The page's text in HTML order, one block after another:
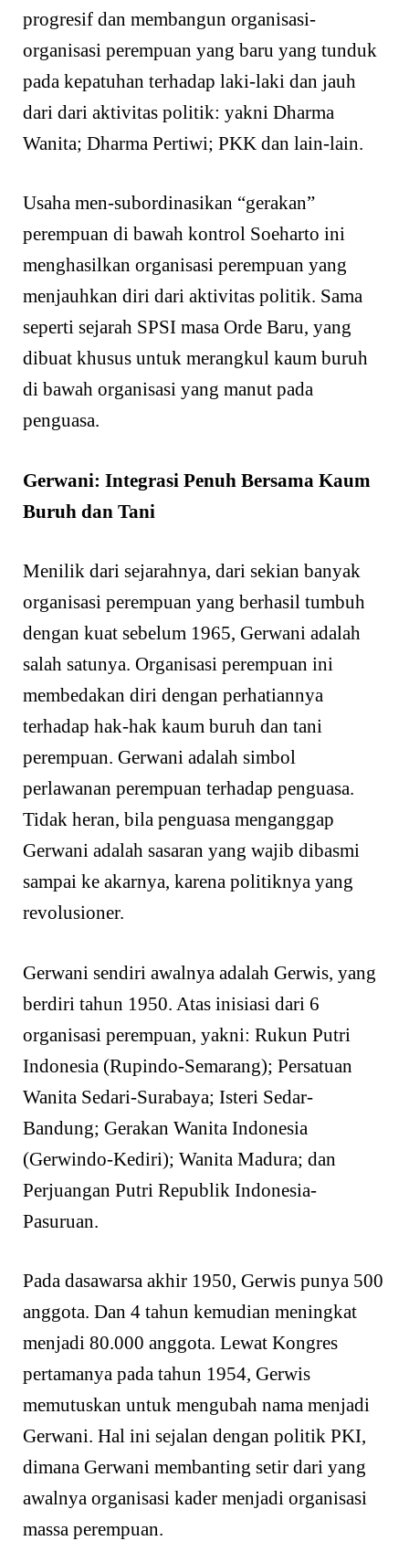
progresif dan membangun organisasi-
organisasi perempuan yang baru yang tunduk
pada kepatuhan terhadap laki-laki dan jauh
dari dari aktivitas politik: yakni Dharma
Wanita; Dharma Pertiwi; PKK dan lain-lain.
Usaha men-subordinasikan “gerakan”
perempuan di bawah kontrol Soeharto ini
menghasilkan organisasi perempuan yang
menjauhkan diri dari aktivitas politik. Sama
seperti sejarah SPSI masa Orde Baru, yang
dibuat khusus untuk merangkul kaum buruh
di bawah organisasi yang manut pada
penguasa.
Gerwani: Integrasi Penuh Bersama Kaum
Buruh dan Tani
Menilik dari sejarahnya, dari sekian banyak
organisasi perempuan yang berhasil tumbuh
dengan kuat sebelum 1965, Gerwani adalah
salah satunya. Organisasi perempuan ini
membedakan diri dengan perhatiannya
terhadap hak-hak kaum buruh dan tani
perempuan. Gerwani adalah simbol
perlawanan perempuan terhadap penguasa.
Tidak heran, bila penguasa menganggap
Gerwani adalah sasaran yang wajib dibasmi
sampai ke akarnya, karena politiknya yang
revolusioner.
Gerwani sendiri awalnya adalah Gerwis, yang
berdiri tahun 1950. Atas inisiasi dari 6
organisasi perempuan, yakni: Rukun Putri
Indonesia (Rupindo-Semarang); Persatuan
Wanita Sedari-Surabaya; Isteri Sedar-
Bandung; Gerakan Wanita Indonesia
(Gerwindo-Kediri); Wanita Madura; dan
Perjuangan Putri Republik Indonesia-
Pasuruan.
Pada dasawarsa akhir 1950, Gerwis punya 500
anggota. Dan 4 tahun kemudian meningkat
menjadi 80.000 anggota. Lewat Kongres
pertamanya pada tahun 1954, Gerwis
memutuskan untuk mengubah nama menjadi
Gerwani. Hal ini sejalan dengan politik PKI,
dimana Gerwani membanting setir dari yang
awalnya organisasi kader menjadi organisasi
massa perempuan.